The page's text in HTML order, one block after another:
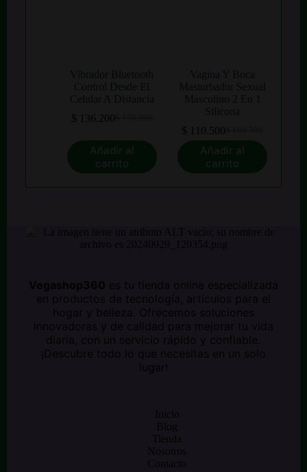
El
original
era:
$ 136.200
El
actual
es:
Añadir al
carrito
El
precio
original
$ 110.500El
precio
actual
Añadir al
carrito
Vegashop360 es tu tienda online especializada
en productos de tecnología, artículos para el
hogar y belleza. Ofrecemos soluciones
innovadoras y de calidad para mejorar tu vida
diaria, con un servicio rápido y confiable.
¡Descubre todo lo que necesitas en un solo
lugar!
Inicio
Blog
Tienda
Nosotros
Contacto